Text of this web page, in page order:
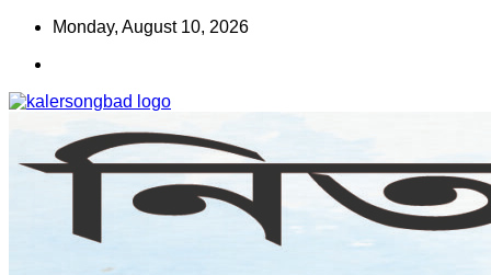
Skip
content
Monday, August 10, 2026
কালের সংবাদ
www.kalersongbad.com